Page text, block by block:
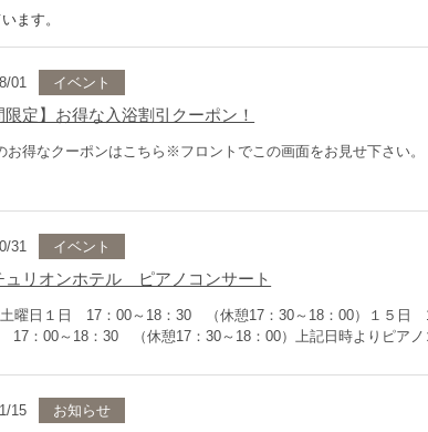
ます。
01 イベント
限定】お得な入浴割引クーポン！
お得なクーポンはこちら※フロントでこの画面をお見せ下さい
31 イベント
ュリオンホテル ピアノコンサート
曜日１日 17：00～18：30 （休憩17：30～18：00）１５日
17：00～18：30 （休憩17：30～18：00）上記日時よりピアノ
15 お知らせ